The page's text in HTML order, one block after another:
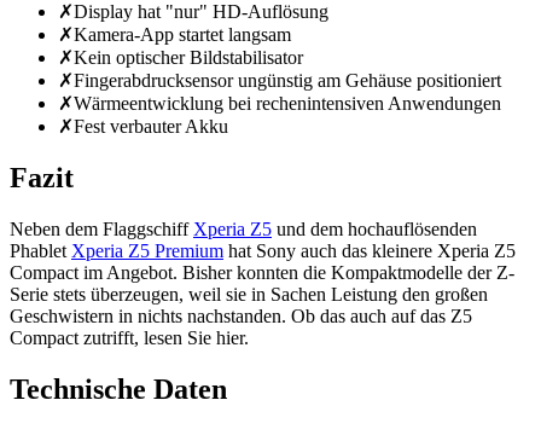
✗Display hat "nur" HD-Auflösung
✗Kamera-App startet langsam
✗Kein optischer Bildstabilisator
✗Fingerabdrucksensor ungünstig am Gehäuse positioniert
✗Wärmeentwicklung bei rechenintensiven Anwendungen
✗Fest verbauter Akku
Fazit
Neben dem Flaggschiff Xperia Z5 und dem hochauflösenden
Phablet Xperia Z5 Premium hat Sony auch das kleinere Xperia Z5
Compact im Angebot. Bisher konnten die Kompaktmodelle der Z-
Serie stets überzeugen, weil sie in Sachen Leistung den großen
Geschwistern in nichts nachstanden. Ob das auch auf das Z5
Compact zutrifft, lesen Sie hier.
Technische Daten